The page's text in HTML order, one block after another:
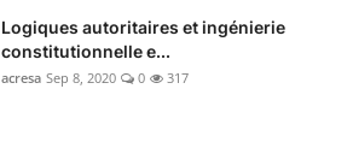
Logiques autoritaires et ingénierie
constitutionnelle e...
acresa Sep 8, 2020 0 317